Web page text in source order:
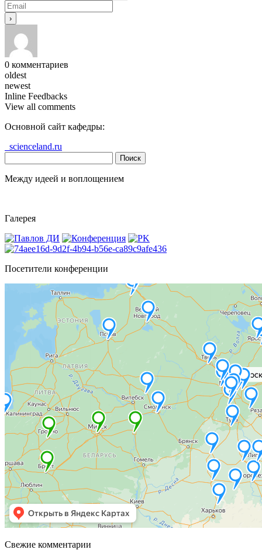
0 комментариев
oldest
newest
Inline Feedbacks
View all comments
Основной сайт кафедры:
scienceland.ru
Между идеей и воплощением
Галерея
Посетители конференции
Свежие комментарии